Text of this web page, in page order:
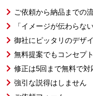
ご依頼から納品までの
「イメージが伝わらな
御社にピッタリのデザ
無料提案でもコンセプ
修正は5回まで無料で対
強引な説得はしません